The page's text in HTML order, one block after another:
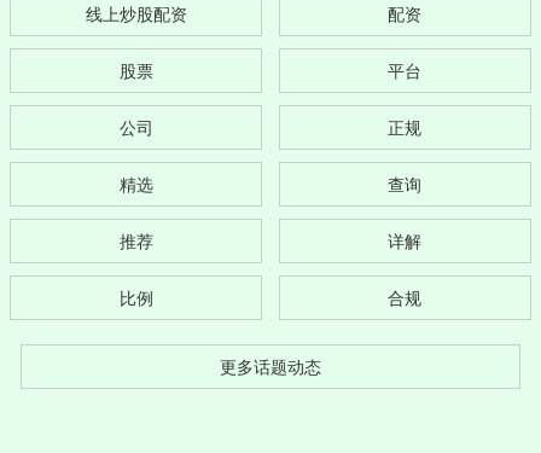
线上炒股配资 配资
股票 平台
公司 正规
精选 查询
推荐 详解
比例 合规
更多话题动态